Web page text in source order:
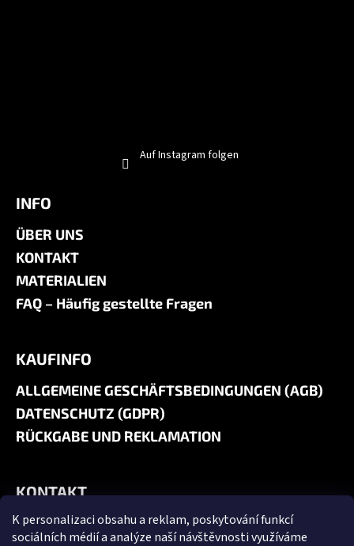
K personalizaci obsahu a reklam, poskytování funkcí
sociálních médií a analýze naší návštěvnosti využíváme
Auf Instagram folgen
INFO
ÜBER UNS
KONTAKT
MATERIALIEN
FAQ – Häufig gestellte Fragen
KAUFINFO
ALLGEMEINE GESCHÄFTSBEDINGUNGEN (AGB)
DATENSCHUTZ (GDPR)
RÜCKGABE UND REKLAMATION
KONTAKT
+420 606 180 071